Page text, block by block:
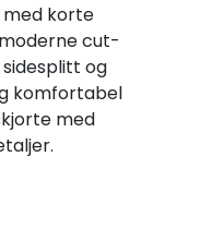
korte
cut-
og
komfortabel
med